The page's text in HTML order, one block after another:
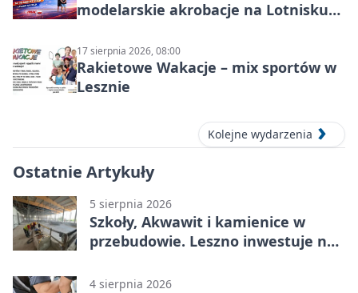
modelarskie akrobacje na Lotnisku
17 sierpnia 2026, 08:00
Rakietowe Wakacje – mix sportów w
Lesznie
Kolejne wydarzenia
Ostatnie Artykuły
5 sierpnia 2026
Szkoły, Akwawit i kamienice w
przebudowie. Leszno inwestuje na
4 sierpnia 2026